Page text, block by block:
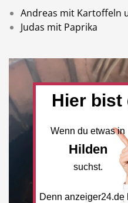
Andreas mit Kartoffeln
Judas mit Paprika
Hier
Wenn du etwas in
Hilden
suchst.
Denn anzeiger24.de